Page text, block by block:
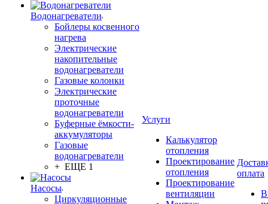
Водонагреватели
Бойлеры косвенного
нагрева
Электрические
накопительные
водонагреватели
Газовые колонки
Электрические
проточные
водонагреватели
Буферные ёмкости-
аккумуляторы
Газовые
водонагреватели
+ ЕЩЕ 1
Насосы
Циркуляционные
Услуги
Калькулятор
отопления
Проектирование
отопления
Проектирование
вентиляции
оплата